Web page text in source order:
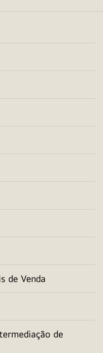
de Venda
de